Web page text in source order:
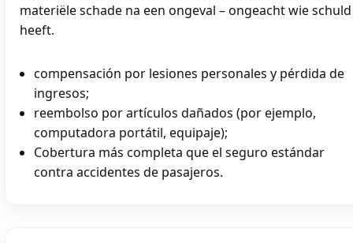
materiële schade na een ongeval – ongeacht wie schuld
heeft.
compensación por lesiones personales y pérdida de
ingresos;
reembolso por artículos dañados (por ejemplo,
computadora portátil, equipaje);
Cobertura más completa que el seguro estándar
contra accidentes de pasajeros.